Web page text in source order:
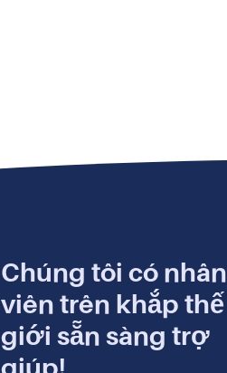
Chúng tôi có nhân
viên trên khắp thế
giới sẵn sàng trợ
giúp!